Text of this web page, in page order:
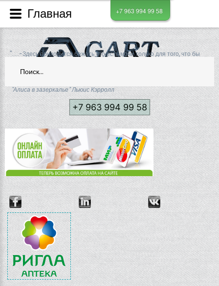
".....-Здесь приходится бежать что есть мочи только для того, что бы
а уж если хочешь куда-нибудь передвинуться, придется бежать по
"Алиса в зазеркалье" Льюис Кэрролл
+7 963 994 99 58
+7 963 994 99 58
Главная